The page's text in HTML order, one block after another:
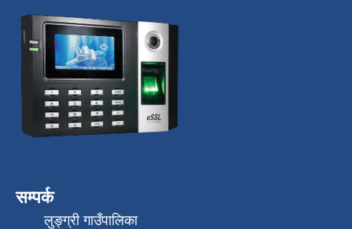
सम्पर्क
लुङ्ग्री गाउँपालिका